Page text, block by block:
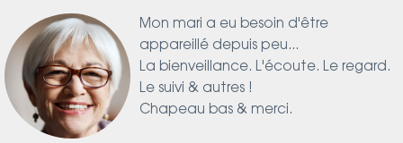
d'être
peu...
Le regard.
contre l'apnée